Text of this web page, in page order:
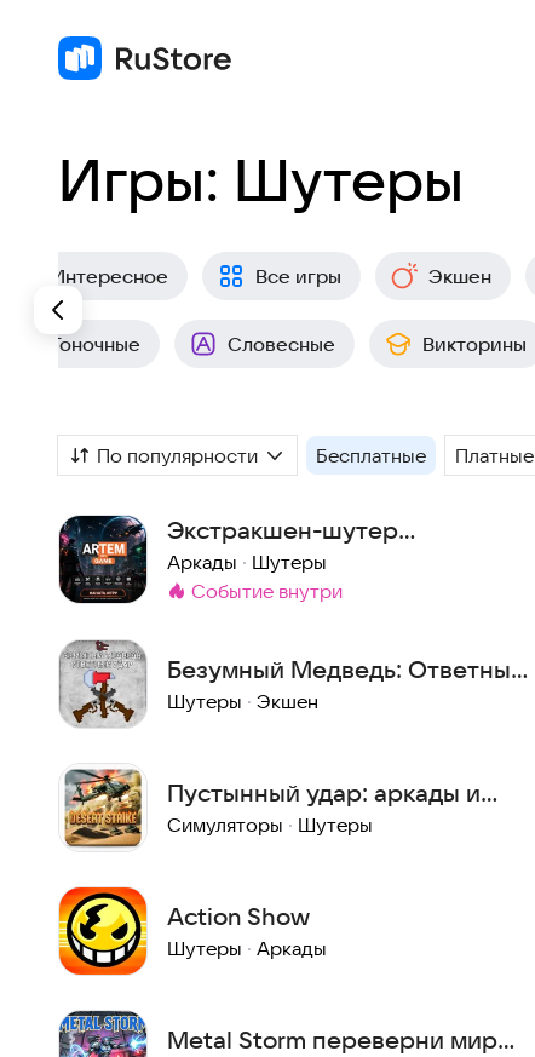
Игры: Шутеры
Интересное Все игры Экшен
Гоночные Словесные Викторины
По популярности Бесплатные Платные
Экстракшен-шутер
ArtemGame
Аркады · Шутеры
Метка:
событие внутри
Безумный Медведь: Ответный
удар
Шутеры · Экшен
Пустынный удар: аркады и
экшен Сега
Симуляторы · Шутеры
Action Show
Шутеры · Аркады
Metal Storm переверни мир